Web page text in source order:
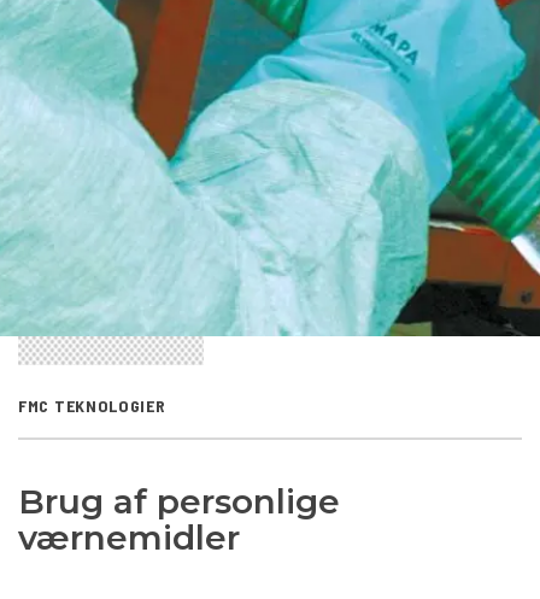
FMC TEKNOLOGIER
Brug af personlige
værnemidler